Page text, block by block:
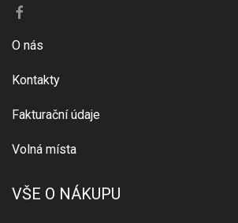
O nás
Kontakty
Fakturační údaje
Volná místa
VŠE O NÁKUPU